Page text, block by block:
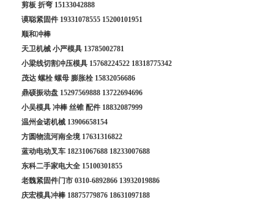
剪板 折弯 15133042888
谟聪紧固件 19331078555 15200101951
顺和冲棒
天卫机械 小严模具 13785002781
小梁线切割冲压模具 15768224522 18318775342
茂达 螺栓 螺母 膨胀栓 15832056686
鼎硕振动盘 15297569888 13722694696
小吴模具 冲棒 丝锥 配件 18832087999
温州金诺机械 13906658154
方圆物流河南全境 17631316822
蓝动电动叉车 18231067688 18233007688
东科二手家电大全 15100301855
老魏紧固件门市 0310-6892866 13932019886
庆宏模具冲棒 18875779876 18631097188